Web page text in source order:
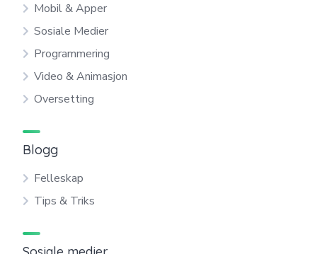
Mobil & Apper
Sosiale Medier
Programmering
Video & Animasjon
Oversetting
Blogg
Felleskap
Tips & Triks